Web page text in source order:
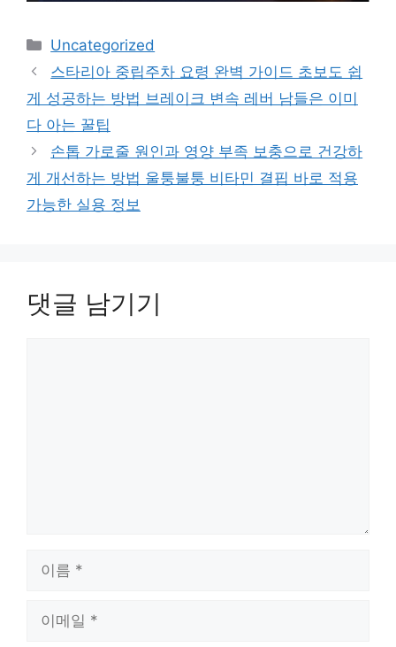
카
테
리
Uncategorized
스타리아 중립주차 요령 완벽 가이드 초보도 쉽
게 성공하는 방법 브레이크 변속 레버 남들은 이미
다 아는 꿀팁
손톱 가로줄 원인과 영양 부족 보충으로 건강하
게 개선하는 방법 울퉁불퉁 비타민 결핍 바로 적용
가능한 실용 정보
댓글 남기기